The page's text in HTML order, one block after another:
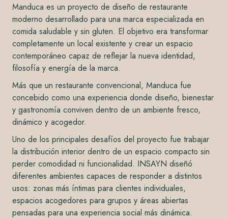
Manduca es un proyecto de diseño de restaurante
moderno desarrollado para una marca especializada en
comida saludable y sin gluten. El objetivo era transformar
completamente un local existente y crear un espacio
contemporáneo capaz de reflejar la nueva identidad,
filosofía y energía de la marca.
Más que un restaurante convencional, Manduca fue
concebido como una experiencia donde diseño, bienestar
y gastronomía conviven dentro de un ambiente fresco,
dinámico y acogedor.
Uno de los principales desafíos del proyecto fue trabajar
la distribución interior dentro de un espacio compacto sin
perder comodidad ni funcionalidad. INSAYN diseñó
diferentes ambientes capaces de responder a distintos
usos: zonas más íntimas para clientes individuales,
espacios acogedores para grupos y áreas abiertas
pensadas para una experiencia social más dinámica.